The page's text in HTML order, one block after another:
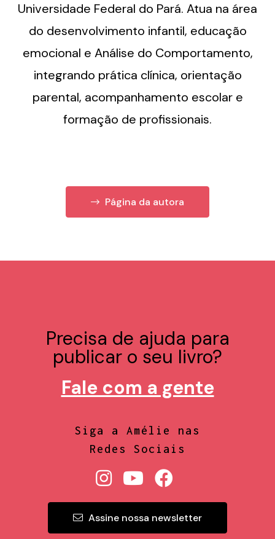
Universidade Federal do Pará. Atua na área
do desenvolvimento infantil, educação
emocional e Análise do Comportamento,
integrando prática clínica, orientação
parental, acompanhamento escolar e
formação de profissionais.
Página da autora
Precisa de ajuda para
publicar o seu livro?
Fale com a gente
Siga a Amélie nas
Redes Sociais
Assine nossa newsletter